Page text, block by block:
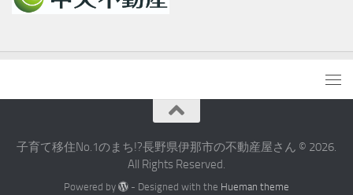
子育て移住No.1のまち!?長野県伊那市の不動産屋さん © 2026.
All Rights Reserved.
Powered by - Designed with the Hueman theme